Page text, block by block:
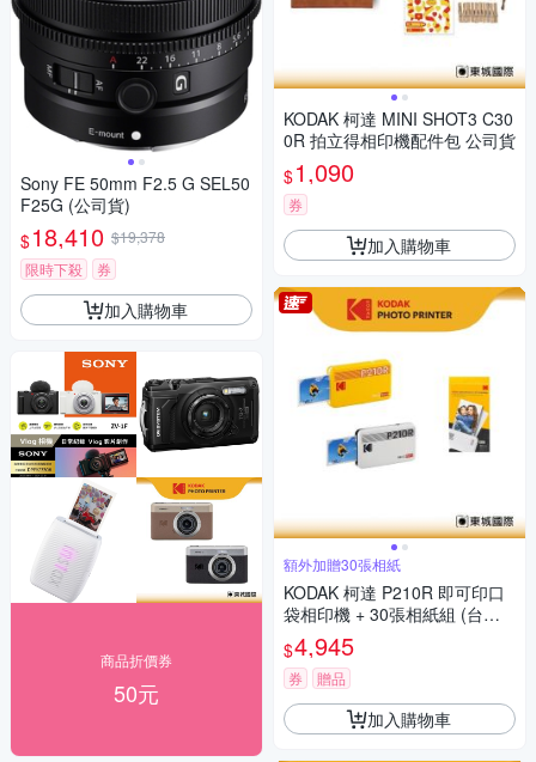
Sony FE 50mm F2.5 G SEL50
F25G (公司貨)
$18,410 $19,378
限時下殺
券
加入購物車
商品折價券
50元
KODAK 柯達 MINI SHOT3 C30
0R 拍立得相印機配件包 公司貨
$1,090
券
加入購物車
額外加贈30張相紙
KODAK 柯達 P210R 即可印口
袋相印機 + 30張相紙組 (台灣
代理東城數位) 公司貨
$4,945
券 贈品
加入購物車